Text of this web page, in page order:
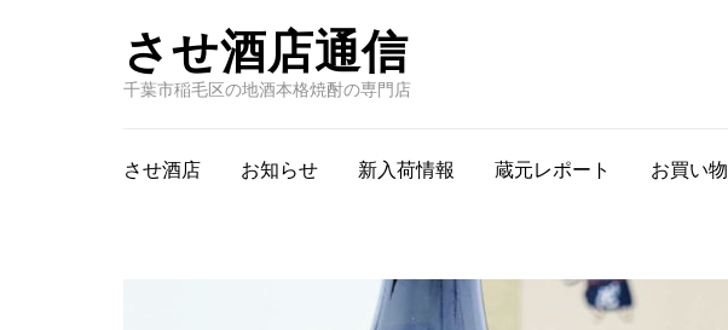
させ酒店通信
千葉市稲毛区の地酒本格焼酎の専門店
させ酒店 お知らせ 新入荷情報 蔵元レポート お買い物